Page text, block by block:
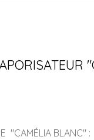
"CAMÉLIA BLANC" :